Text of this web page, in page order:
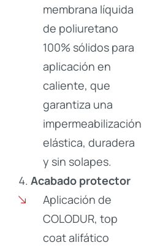
membrana líquida
de poliuretano
100% sólidos para
aplicación en
caliente, que
garantiza una
impermeabilización
elástica, duradera
y sin solapes.
Acabado protector
Aplicación de
COLODUR, top
coat alifático